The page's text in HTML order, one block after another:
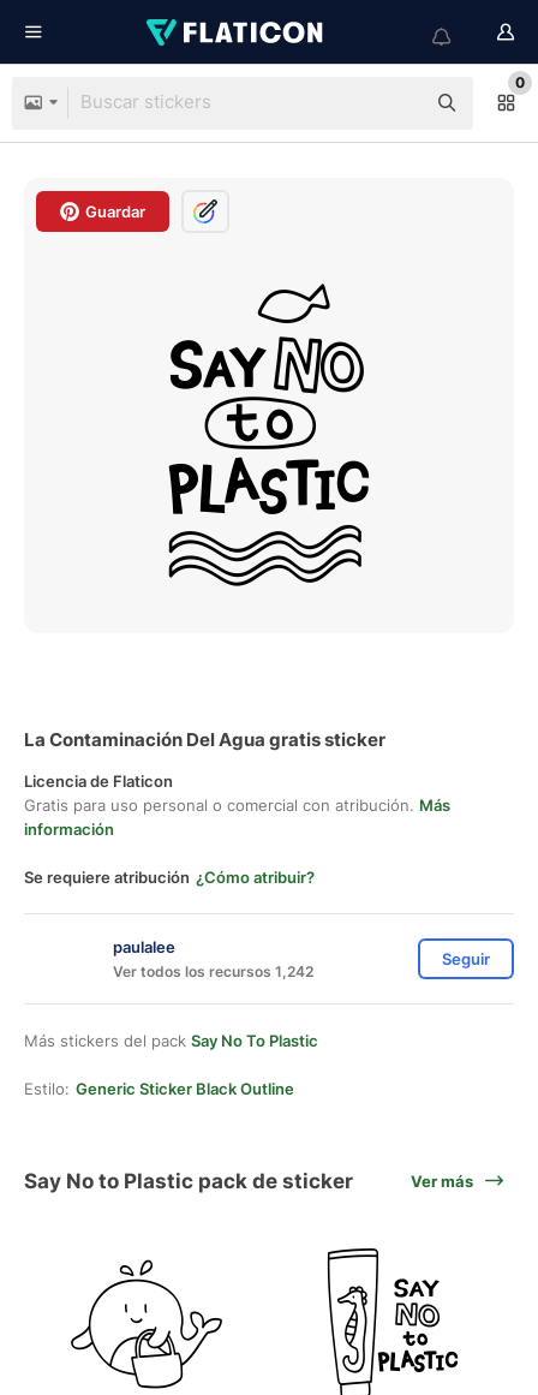
0
Guardar
La Contaminación Del Agua gratis sticker
Licencia de Flaticon
Gratis para uso personal o comercial con atribución. Más
información
Se requiere atribución ¿Cómo atribuir?
paulalee
Ver todos los recursos 1,242
Seguir
Más stickers del pack Say No To Plastic
Estilo: Generic Sticker Black Outline
Say No to Plastic pack de sticker Ver más